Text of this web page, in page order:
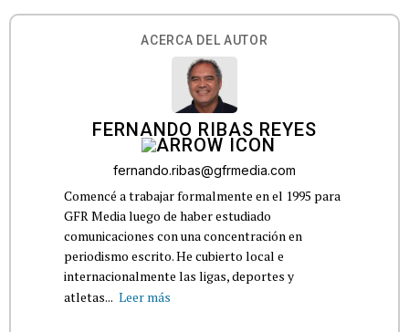
ACERCA DEL AUTOR
FERNANDO RIBAS REYES
fernando.ribas@gfrmedia.com
Comencé a trabajar formalmente en el 1995 para
GFR Media luego de haber estudiado
comunicaciones con una concentración en
periodismo escrito. He cubierto local e
internacionalmente las ligas, deportes y
atletas... Leer más